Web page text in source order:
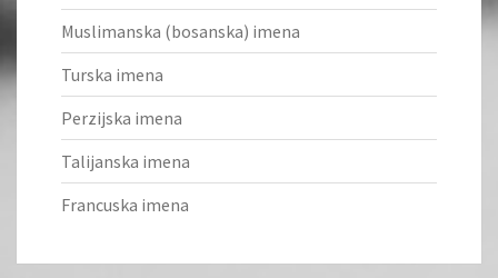
Muslimanska (bosanska) imena
Turska imena
Perzijska imena
Talijanska imena
Francuska imena